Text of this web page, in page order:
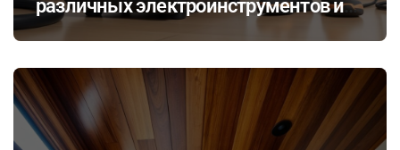
различных электроинструментов и
его влияние на здоровье при ремонте